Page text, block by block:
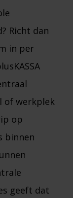
Richt dan
in per
of werkplek
op
binnen
geeft dat